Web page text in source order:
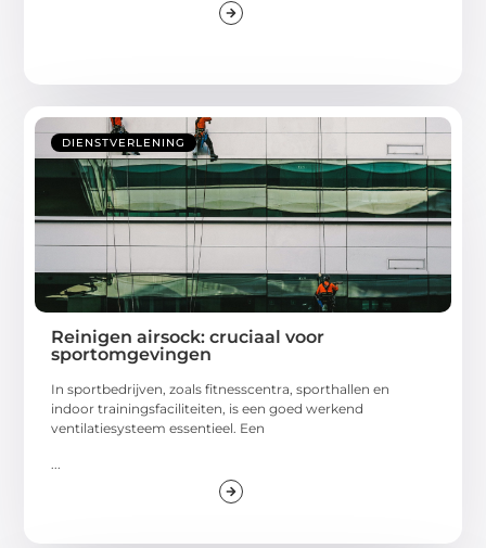
DIENSTVERLENING
Reinigen airsock: cruciaal voor
sportomgevingen
In sportbedrijven, zoals fitnesscentra, sporthallen en
indoor trainingsfaciliteiten, is een goed werkend
ventilatiesysteem essentieel. Een